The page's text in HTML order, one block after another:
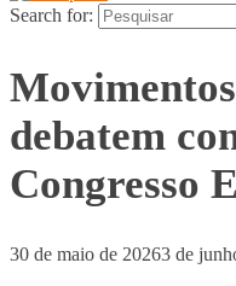
Search for:
debatem
Congresso
30 de maio de 20263 de